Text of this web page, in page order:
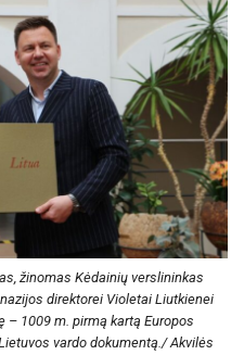
žinomas Kėdainių verslininkas
direktorei Violetai Liutkienei
1009 m. pirmą kartą Europos
vardo dokumentą./ Akvilės